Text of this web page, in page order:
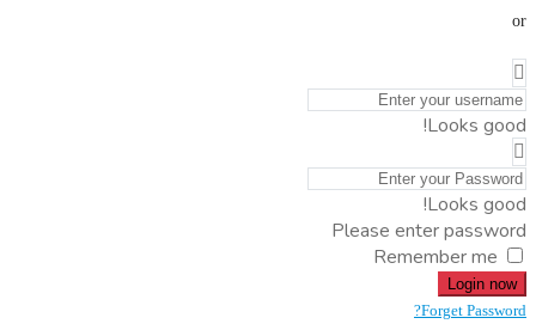
or
Looks good!
Looks good!
Please enter password
Remember me
Login now
Forget Password?